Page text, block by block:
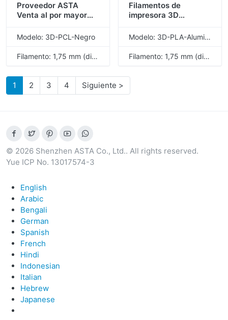
Proveedor ASTA
Venta al por mayor
Filamento 3D Negro
1.75 mm 1 KG Plástico
Suave Genuino Buen
producto OEM ODM
Modelo: 3D-PCL-Negro
Filamento: 1,75 mm (diámetro)
Filamentos de
impresora 3D
Color de aluminio Pla,
Material de producto
genuino de alta
Modelo: 3D-PLA-Aluminio
Filamento: 1,75 mm (diámetro)
1 2 3 4 Siguiente >
© 2026 Shenzhen ASTA Co., Ltd.. All rights reserved.
Yue ICP No. 13017574-3
English
Arabic
Bengali
German
Spanish
French
Hindi
Indonesian
Italian
Hebrew
Japanese